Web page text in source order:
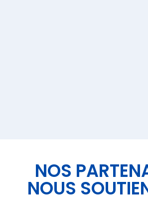
NOS
NOUS